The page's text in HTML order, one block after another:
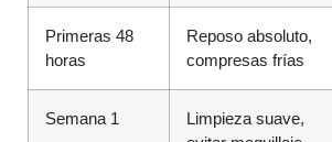
Primeras 48
horas
Reposo absoluto,
compresas frías
Semana 1
Limpieza suave,